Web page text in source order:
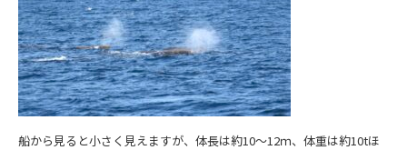
船から見ると小さく見えますが、体長は約10～12ｍ、体重は約10tほ